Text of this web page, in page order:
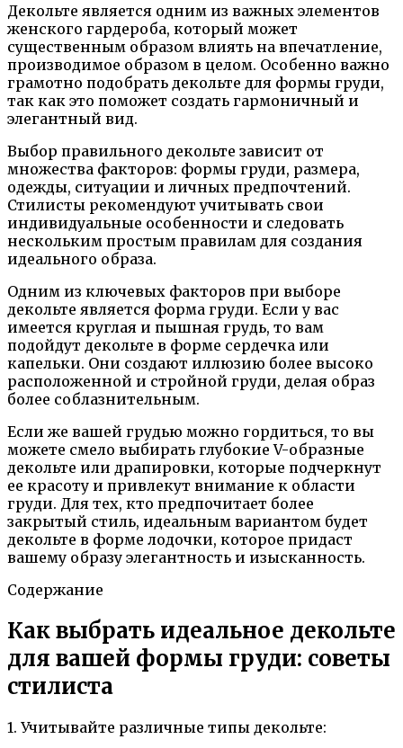
Декольте является одним из важных элементов
женского гардероба, который может
существенным образом влиять на впечатление,
производимое образом в целом. Особенно важно
грамотно подобрать декольте для формы груди,
так как это поможет создать гармоничный и
элегантный вид.
Выбор правильного декольте зависит от
множества факторов: формы груди, размера,
одежды, ситуации и личных предпочтений.
Стилисты рекомендуют учитывать свои
индивидуальные особенности и следовать
нескольким простым правилам для создания
идеального образа.
Одним из ключевых факторов при выборе
декольте является форма груди. Если у вас
имеется круглая и пышная грудь, то вам
подойдут декольте в форме сердечка или
капельки. Они создают иллюзию более высоко
расположенной и стройной груди, делая образ
более соблазнительным.
Если же вашей грудью можно гордиться, то вы
можете смело выбирать глубокие V-образные
декольте или драпировки, которые подчеркнут
ее красоту и привлекут внимание к области
груди. Для тех, кто предпочитает более
закрытый стиль, идеальным вариантом будет
декольте в форме лодочки, которое придаст
вашему образу элегантность и изысканность.
Содержание
Как выбрать идеальное декольте
для вашей формы груди: советы
стилиста
1. Учитывайте различные типы декольте: